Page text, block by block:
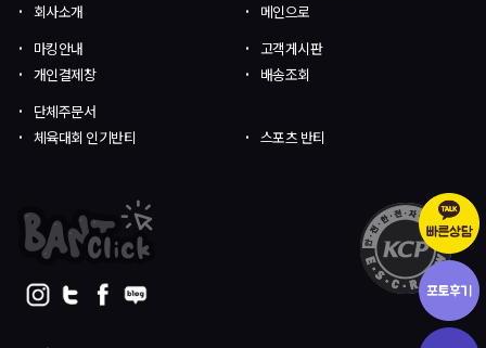
회사소개
메인으로
마킹안내
고객게시판
개인결제창
배송조회
단체주문서
체육대회 인기반티
스포츠 반티